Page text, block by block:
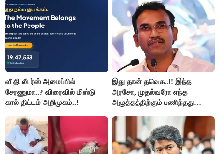
வீ தி லீடர்ஸ் அமைப்பில்
சேரணுமா..? விரைவில் மிஸ்டு
கால் திட்டம் அறிமுகம்..!
இது தான் தவெக..!! இந்த
அரசோ, முதல்வரோ எந்த
அழுத்தத்திற்கும் பணிந்தது
அருண்ராஜ்..!